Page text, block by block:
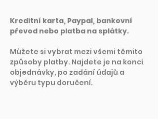
Kreditní karta, Paypal, bankovní
převod nebo platba na splátky.
Můžete si vybrat mezi všemi těmito
způsoby platby. Najdete je na konci
objednávky, po zadání údajů a
výběru typu doručení.